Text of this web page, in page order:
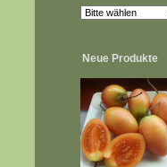
Neue Produkte